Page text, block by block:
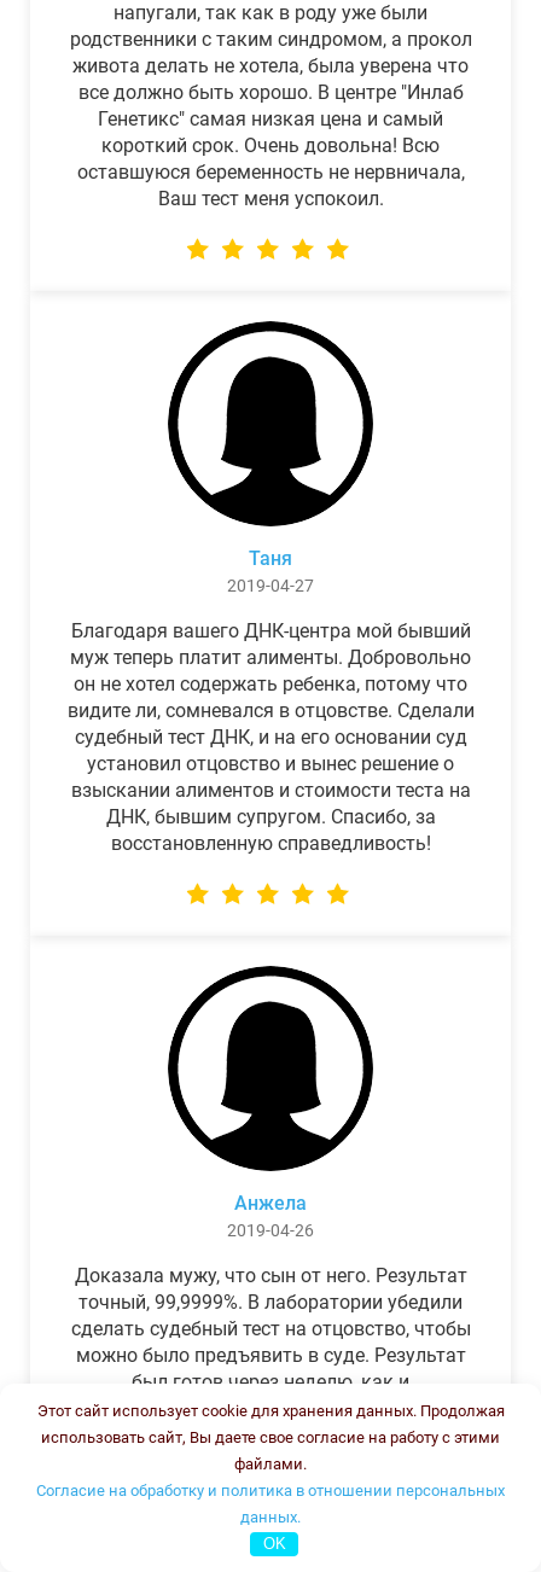
напугали, так как в роду уже были
родственники с таким синдромом, а прокол
живота делать не хотела, была уверена что
все должно быть хорошо. В центре "Инлаб
Генетикс" самая низкая цена и самый
короткий срок. Очень довольна! Всю
оставшуюся беременность не нервничала,
Ваш тест меня успокоил.
Таня
2019-04-27
Благодаря вашего ДНК-центра мой бывший
муж теперь платит алименты. Добровольно
он не хотел содержать ребенка, потому что
видите ли, сомневался в отцовстве. Сделали
судебный тест ДНК, и на его основании суд
установил отцовство и вынес решение о
взыскании алиментов и стоимости теста на
ДНК, бывшим супругом. Спасибо, за
восстановленную справедливость!
Анжела
2019-04-26
Доказала мужу, что сын от него. Результат
точный, 99,9999%. В лаборатории убедили
сделать судебный тест на отцовство, чтобы
можно было предъявить в суде. Результат
был готов через неделю, как и
обещали.Теперь муж бегает и извиняется.
Этот сайт использует cookie для хранения данных. Продолжая
использовать сайт, Вы даете свое согласие на работу с этими
файлами.
Согласие на обработку и политика в отношении персональных
данных.
OK